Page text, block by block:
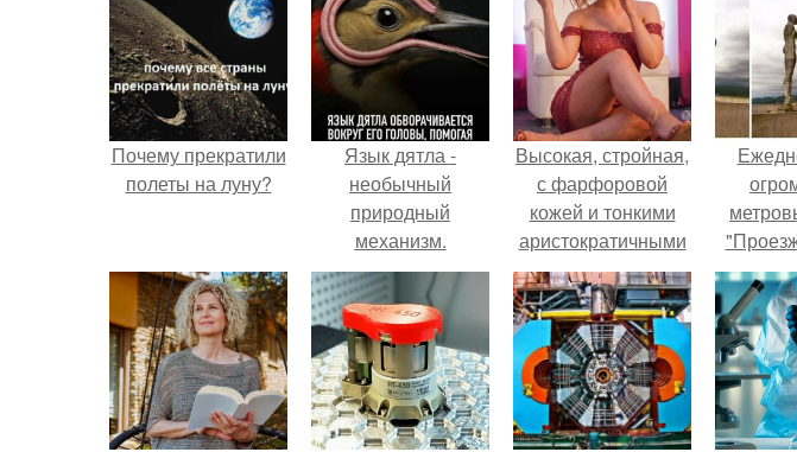
Почему прекратили
полеты на луну?
Язык дятла -
необычный
природный
механизм.
Высокая, стройная,
с фарфоровой
кожей и тонкими
аристократичными
чертами, эль
выглядит так, будто
сошла с полотна
художника.